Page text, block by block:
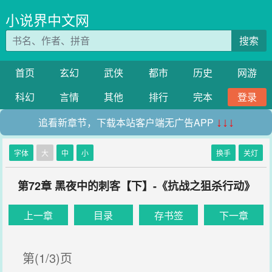
小说界中文网
搜索
首页 玄幻 武侠 都市 历史
网游
科幻
言情 其他 排行 完本
登录
追看新章节，下载本站客户端无广告APP ↓↓↓
字体 大 中 小 换手 关灯
第72章 黑夜中的刺客【下】-《抗战之狙杀行动》
上一章 目录 存书签 下一章
第(1/3)页